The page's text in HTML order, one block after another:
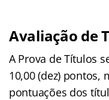
Avaliação de
A Prova de Títulos
10,00 (dez) pontos,
pontuações dos